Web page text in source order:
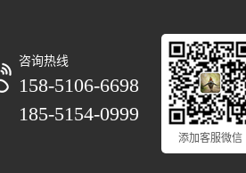
咨询热线
158-5106-6698
185-5154-0999
添加客服微信